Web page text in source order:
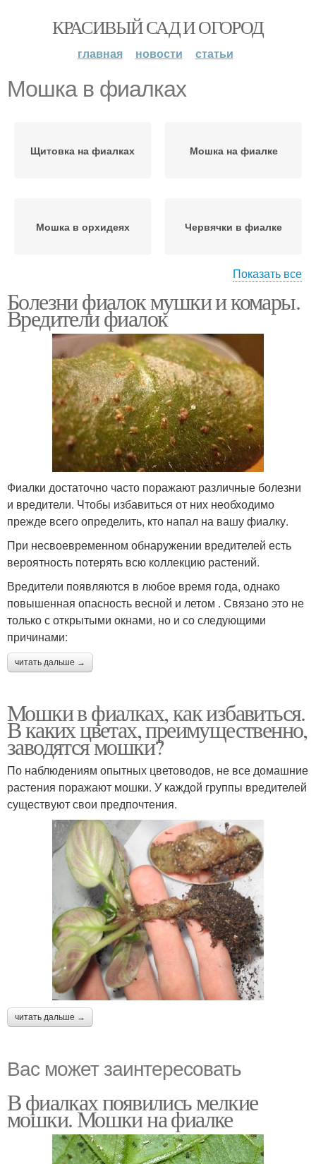
КРАСИВЫЙ САД И ОГОРОД
главная новости статьи
Мошка в фиалках
Щитовка на фиалках Мошка на фиалке
Мошка в орхидеях Червячки в фиалке
Нематода на фиалках
Показать все
Болезни фиалок мушки и комары.
Вредители фиалок
Фиалки достаточно часто поражают различные болезни
и вредители. Чтобы избавиться от них необходимо
прежде всего определить, кто напал на вашу фиалку.
При несвоевременном обнаружении вредителей есть
вероятность потерять всю коллекцию растений.
Вредители появляются в любое время года, однако
повышенная опасность весной и летом . Связано это не
только с открытыми окнами, но и со следующими
причинами:
читать дальше →
Мошки в фиалках, как избавиться.
В каких цветах, преимущественно,
заводятся мошки?
По наблюдениям опытных цветоводов, не все домашние
растения поражают мошки. У каждой группы вредителей
существуют свои предпочтения.
читать дальше →
Вас может заинтересовать
В фиалках появились мелкие
мошки. Мошки на фиалке